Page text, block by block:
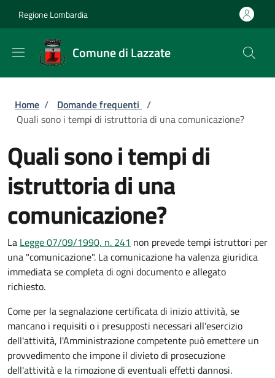
Regione Lombardia
Comune di Lazzate
Briciole di pane
Home / Domande frequenti /
Quali sono i tempi di istruttoria di una comunicazione?
Quali sono i tempi di
istruttoria di una
comunicazione?
La Legge 07/09/1990, n. 241 non prevede tempi istruttori per
una "comunicazione". La comunicazione ha valenza giuridica
immediata se completa di ogni documento e allegato
richiesto.
Come per la segnalazione certificata di inizio attività, se
mancano i requisiti o i presupposti necessari all'esercizio
dell'attività, l'Amministrazione competente può emettere un
provvedimento che impone il divieto di prosecuzione
dell'attività e la rimozione di eventuali effetti dannosi.